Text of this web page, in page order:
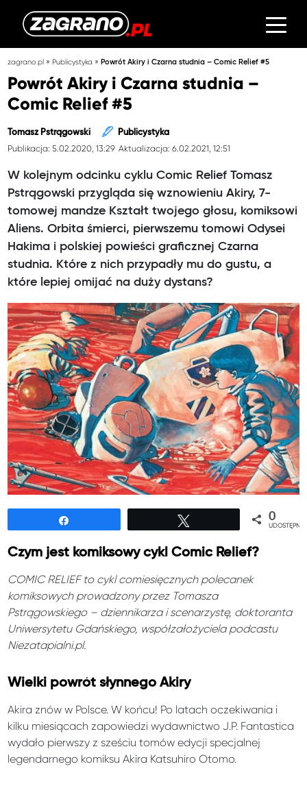
zagrano.pl » Publicystyka »Powrót Akiry i Czarna studnia – Comic Relief #5
Powrót Akiry i Czarna studnia –
Comic Relief #5
Tomasz Pstrągowski Publicystyka
Publikacja: 5.02.2020, 13:29 Aktualizacja: 6.02.2021, 12:51
W kolejnym odcinku cyklu Comic Relief Tomasz
Pstrągowski przygląda się wznowieniu Akiry, 7-
tomowej mandze Kształt twojego głosu, komiksowi
Aliens. Orbita śmierci, pierwszemu tomowi Odysei
Hakima i polskiej powieści graficznej Czarna
studnia. Które z nich przypadły mu do gustu, a
które lepiej omijać na duży dystans?
0
Czym jest komiksowy cykl Comic Relief?
COMIC RELIEF to cykl comiesięcznych polecanek
komiksowych prowadzony przez Tomasza
Pstrągowskiego – dziennikarza i scenarzystę, doktoranta
Uniwersytetu Gdańskiego, współzałożyciela podcastu
Niezatapialni.pl.
Wielki powrót słynnego Akiry
Akira znów w Polsce. W końcu! Po latach oczekiwania i
kilku miesiącach zapowiedzi wydawnictwo J.P. Fantastica
wydało pierwszy z sześciu tomów edycji specjalnej
legendarnego komiksu Akira Katsuhiro Otomo.